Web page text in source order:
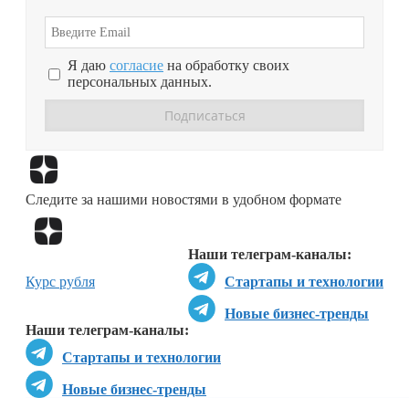
Я даю согласие на обработку своих
персональных данных.
Следите за нашими новостями в удобном формате
Наши телеграм-каналы:
Стартапы и технологии
Новые бизнес-тренды
Наши телеграм-каналы:
Стартапы и технологии
Новые бизнес-тренды
Курс рубля